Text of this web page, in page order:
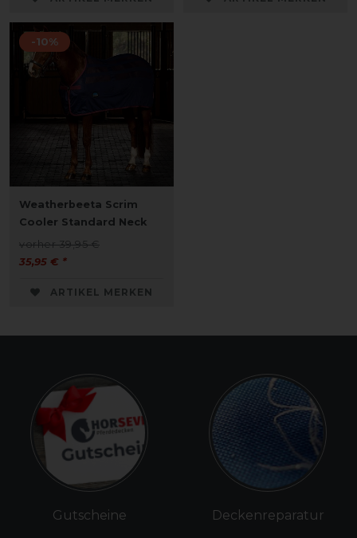
-10%
Weatherbeeta Scrim
Cooler Standard Neck
vorher 39,95 €
35,95 € *
ARTIKEL MERKEN
Gutscheine Deckenreparatur